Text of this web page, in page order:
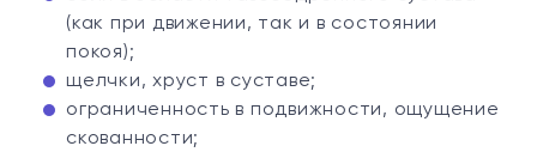
(как при движении, так и в состоянии
покоя);
щелчки, хруст в суставе;
ограниченность в подвижности, ощущение
скованности;